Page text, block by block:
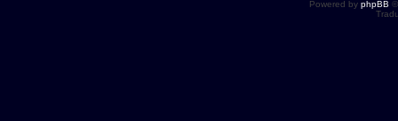
Powered by phpBB